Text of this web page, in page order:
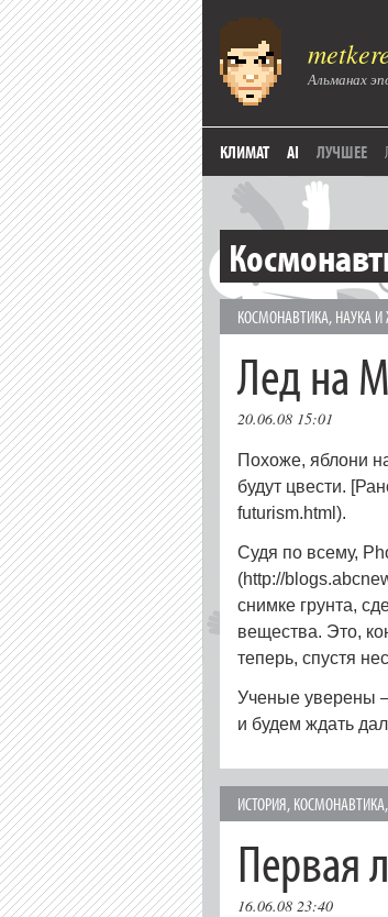
Альманах
КЛИМАТ AI ЛУЧШЕЕ
КОСМОНАВТИКА, НАУКА
Лед на
20.06.08 15:01
Похоже, яблони
будут цвести.
futurism.html).
Судя по всему,
(http://
снимке грунта,
вещества. Это,
теперь, спустя
Ученые уверены
и будем ждать
ИСТОРИЯ, КОСМОНАВТИКА,
Первая
16.06.08 23:40